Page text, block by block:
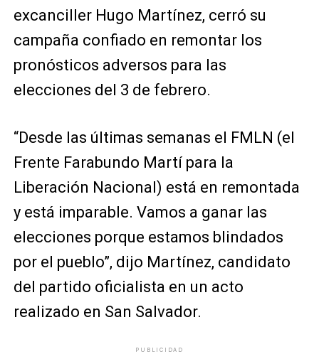
excanciller Hugo Martínez, cerró su
campaña confiado en remontar los
pronósticos adversos para las
elecciones del 3 de febrero.
“Desde las últimas semanas el FMLN (el
Frente Farabundo Martí para la
Liberación Nacional) está en remontada
y está imparable. Vamos a ganar las
elecciones porque estamos blindados
por el pueblo”, dijo Martínez, candidato
del partido oficialista en un acto
realizado en San Salvador.
PUBLICIDAD